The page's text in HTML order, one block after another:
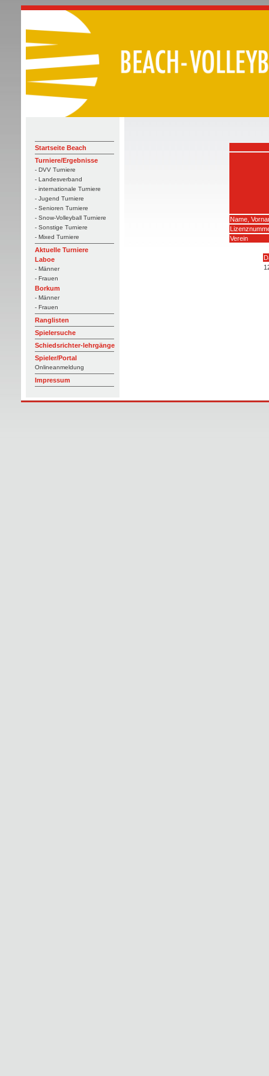
Startseite Beach
Turniere/Ergebnisse
- DVV Turniere
- Landesverband
- internationale Turniere
- Jugend Turniere
- Senioren Turniere
- Snow-Volleyball Turniere
- Sonstige Turniere
- Mixed Turniere
Aktuelle Turniere
Laboe
- Männer
- Frauen
Borkum
- Männer
- Frauen
Ranglisten
Spielersuche
Schiedsrichter-lehrgänge
Spieler/Portal
Onlineanmeldung
Impressum
Name,
Verein